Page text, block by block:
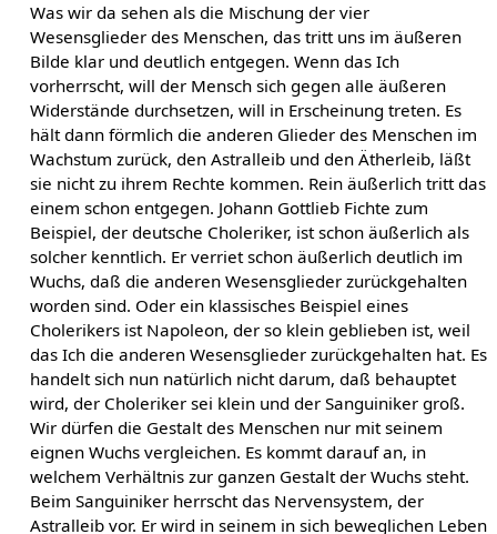
Was wir da sehen als die Mischung der vier
Wesensglieder des Menschen, das tritt uns im äußeren
Bilde klar und deutlich entgegen. Wenn das Ich
vorherrscht, will der Mensch sich gegen alle äußeren
Widerstände durchsetzen, will in Erscheinung treten. Es
hält dann förmlich die anderen Glieder des Menschen im
Wachstum zurück, den Astralleib und den Ätherleib, läßt
sie nicht zu ihrem Rechte kommen. Rein äußerlich tritt das
einem schon entgegen. Johann Gottlieb Fichte zum
Beispiel, der deutsche Choleriker, ist schon äußerlich als
solcher kenntlich. Er verriet schon äußerlich deutlich im
Wuchs, daß die anderen Wesensglieder zurückgehalten
worden sind. Oder ein klassisches Beispiel eines
Cholerikers ist Napoleon, der so klein geblieben ist, weil
das Ich die anderen Wesensglieder zurückgehalten hat. Es
handelt sich nun natürlich nicht darum, daß behauptet
wird, der Choleriker sei klein und der Sanguiniker groß.
Wir dürfen die Gestalt des Menschen nur mit seinem
eignen Wuchs vergleichen. Es kommt darauf an, in
welchem Verhältnis zur ganzen Gestalt der Wuchs steht.
Beim Sanguiniker herrscht das Nervensystem, der
Astralleib vor. Er wird in seinem in sich beweglichen Leben